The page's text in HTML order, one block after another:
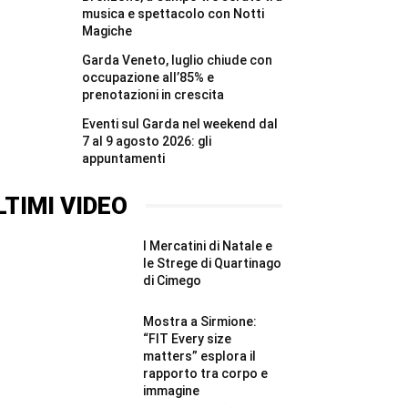
musica e spettacolo con Notti
Magiche
Garda Veneto, luglio chiude con
occupazione all’85% e
prenotazioni in crescita
Eventi sul Garda nel weekend dal
7 al 9 agosto 2026: gli
appuntamenti
VIDEO
I Mercatini di Natale e
le Strege di Quartinago
di Cimego
Mostra a Sirmione:
“FIT Every size
matters” esplora il
rapporto tra corpo e
immagine